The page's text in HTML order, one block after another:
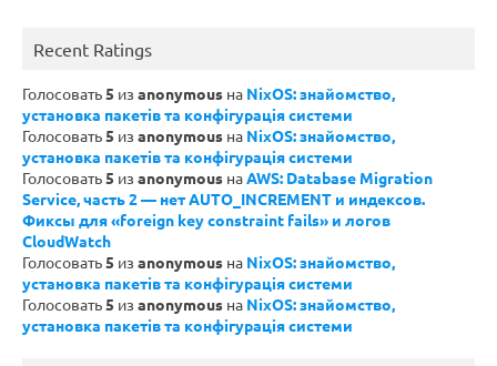
Recent Ratings
Голосовать5 из anonymous на NixOS: знайомство,
установка пакетів та конфігурація системи
Голосовать5 из anonymous на NixOS: знайомство,
установка пакетів та конфігурація системи
Голосовать5 из anonymous наAWS: Database Migration
Service, часть 2 — нет AUTO_INCREMENT и индексов.
Фиксы для «foreign key constraint fails» и логов
CloudWatch
Голосовать5 из anonymous на NixOS: знайомство,
установка пакетів та конфігурація системи
Голосовать5 из anonymous на NixOS: знайомство,
установка пакетів та конфігурація системи